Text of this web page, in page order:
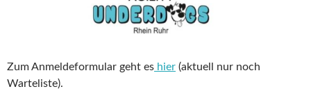
Zum Anmeldeformular geht es hier (aktuell nur noch
Warteliste).